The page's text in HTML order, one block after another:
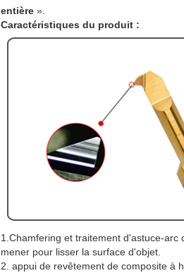
entière ».
Caractéristiques du produit :
1.Chamfering et traitement d'astuce-
mener pour lisser la surface d'objet.
2. appui de revêtement de composite à